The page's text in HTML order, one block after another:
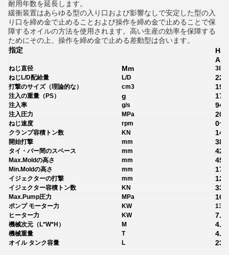
耐用年数を延長します。
緩衝装置はあらゆる型の入り口および影響なしで安定した型の入
り口を締め金で止めることおよび操作を締め金で止めることで保
障するオイルの方法を使用されます。高い生産の効率を保障する
ためにその上、操作を締め金で止める差動型は合います。
指定
A
ねじ直径 Mm
38
ねじL/D配給量
L/D 22.1
打撃のサイズ（理論的な） cm3 193
注入の重量（PS） g 176
注入率 g/s 94
注入圧力 MPa 205
ねじ速度 rpm
クランプ容積トン数 KN
開始打撃 mm 380
タイ・バー間のスペース mm
Max.Moldの高さ mm 450
Min.Moldの高さ mm 170
イジェクターの打撃 mm 120
イジェクター容積トン数 KN 33
Max.Pump圧力 MPa 16
ポンプ モーター力 KW
13
ヒーター力
KW 7.2
機械次元（L*W*H） M
機械重量 T 4.2
オイル タンク容量 L 230